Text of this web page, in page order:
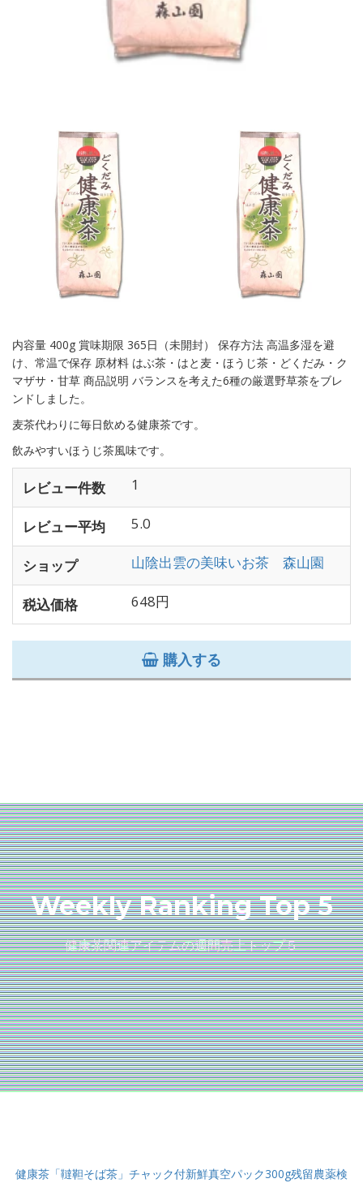
内容量 400g 賞味期限 365日（未開封） 保存方法 高温多湿を避
け、常温で保存 原材料 はぶ茶・はと麦・ほうじ茶・どくだみ・ク
マザサ・甘草 商品説明 バランスを考えた6種の厳選野草茶をブレ
ンドしました。
麦茶代わりに毎日飲める健康茶です。
飲みやすいほうじ茶風味です。
レビュー件数 1
レビュー平均 5.0
ショップ 山陰出雲の美味いお茶 森山園
税込価格 648円
購入する
Weekly Ranking Top 5
健康茶関連アイテムの週間売上トップ５
健康茶「韃靼そば茶」チャック付新鮮真空パック300g残留農薬検